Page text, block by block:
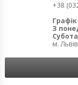
+38
З
м.